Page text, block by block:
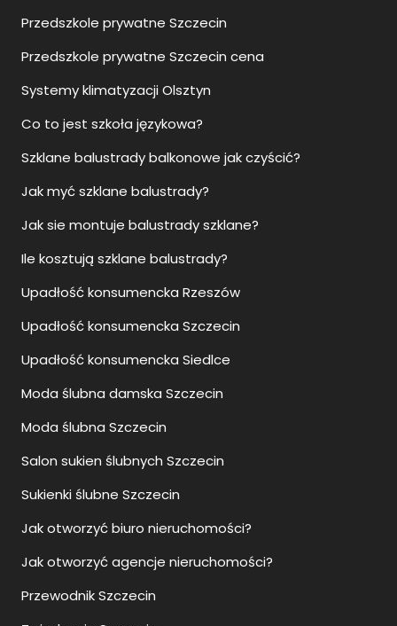
Przedszkole prywatne Szczecin
Przedszkole prywatne Szczecin cena
Systemy klimatyzacji Olsztyn
Co to jest szkoła językowa?
Szklane balustrady balkonowe jak czyścić?
Jak myć szklane balustrady?
Jak sie montuje balustrady szklane?
Ile kosztują szklane balustrady?
Upadłość konsumencka Rzeszów
Upadłość konsumencka Szczecin
Upadłość konsumencka Siedlce
Moda ślubna damska Szczecin
Moda ślubna Szczecin
Salon sukien ślubnych Szczecin
Sukienki ślubne Szczecin
Jak otworzyć biuro nieruchomości?
Jak otworzyć agencje nieruchomości?
Przewodnik Szczecin